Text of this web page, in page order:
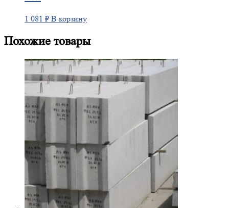
1 081 ₽ В корзину
Похожие товары